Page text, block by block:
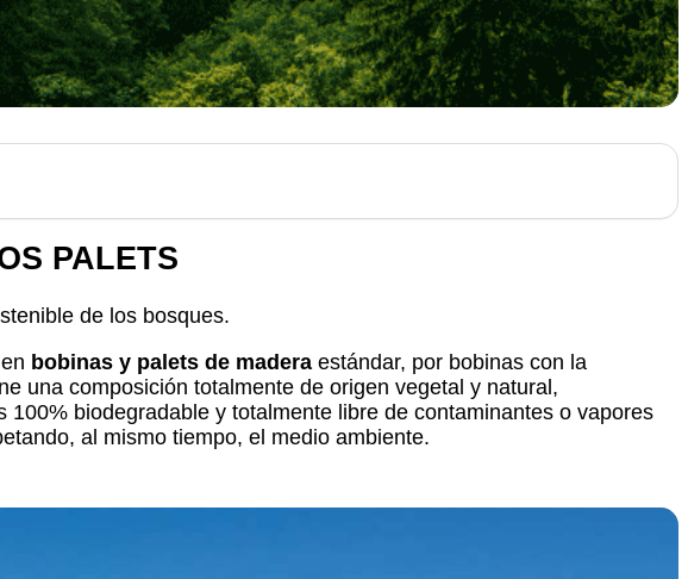
PALETS
de los bosques.
bobinas y palets de madera estándar, por bobinas con la
una composición totalmente de origen vegetal y natural,
biodegradable y totalmente libre de contaminantes o vapores
al mismo tiempo, el medio ambiente.